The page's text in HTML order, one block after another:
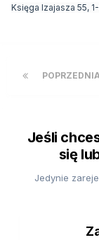
Księga Izajasza 55,
Jeśli
się
Jedynie